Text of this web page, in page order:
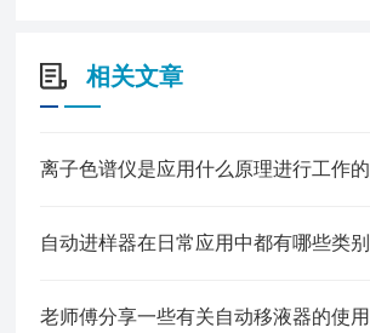
相关文章
离子色谱仪是应用什么原理进行工作的
自动进样器在日常应用中都有哪些类别
老师傅分享一些有关自动移液器的使